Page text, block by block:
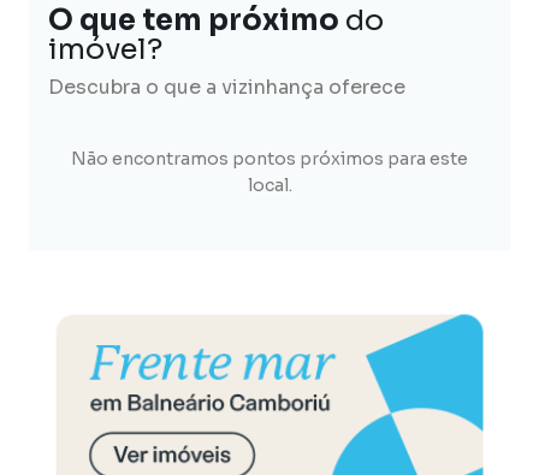
O que tem próximo do
imóvel?
Descubra o que a vizinhança oferece
Não encontramos pontos próximos para este
local.